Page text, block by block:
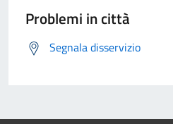
Problemi in città
Segnala disservizio